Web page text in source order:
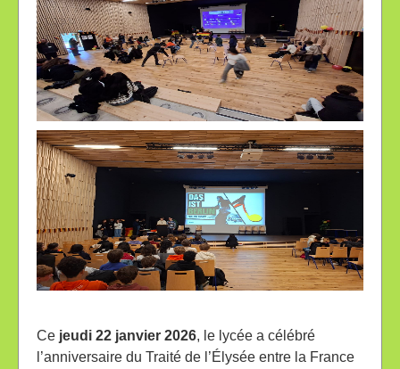
Ce jeudi 22 janvier 2026, le lycée a célébré
l’anniversaire du Traité de l’Élysée entre la France